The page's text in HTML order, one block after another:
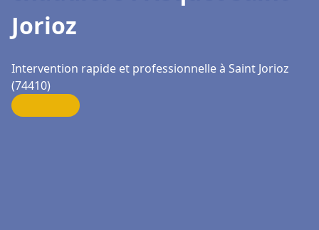
Jorioz
Intervention rapide et professionnelle à Saint Jorioz
(74410)